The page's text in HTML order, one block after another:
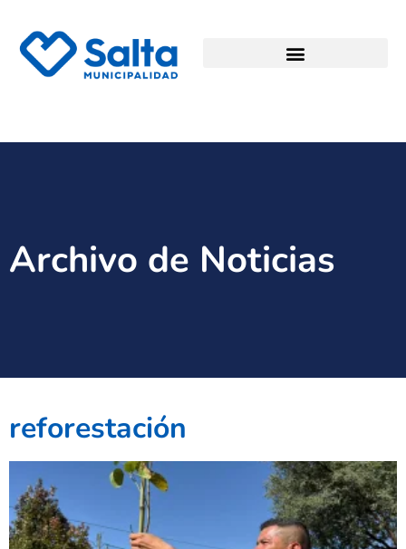
Archivo de Noticias
reforestación